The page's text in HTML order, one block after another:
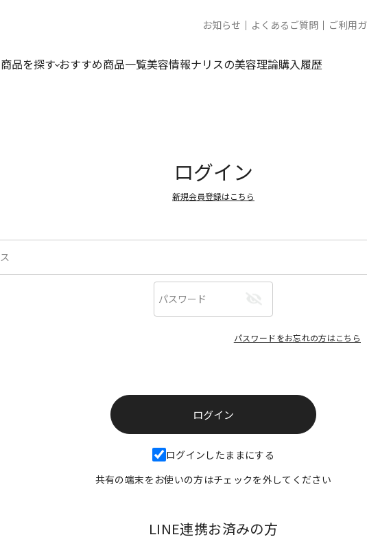
お知らせ よくあるご質問 ご利用
商品を探す おすすめ商品一覧美容情報ナリスの美容理論購入履歴
ログイン
新規会員登録はこちら
パスワードをお忘れの方はこちら
ログインしたままにする
共有の端末をお使いの方はチェックを外してください
LINE連携お済みの方